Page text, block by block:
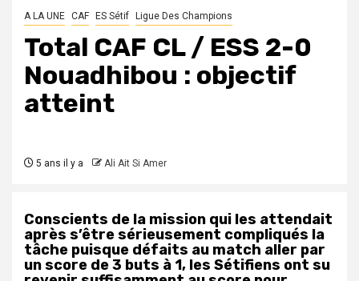
A LA UNE CAF ES Sétif Ligue Des Champions
Total CAF CL / ESS 2-0
Nouadhibou : objectif
atteint
5 ans il y a Ali Ait Si Amer
Conscients de la mission qui les attendait
après s’être sérieusement compliqués la
tâche puisque défaits au match aller par
un score de 3 buts à 1, les Sétifiens ont su